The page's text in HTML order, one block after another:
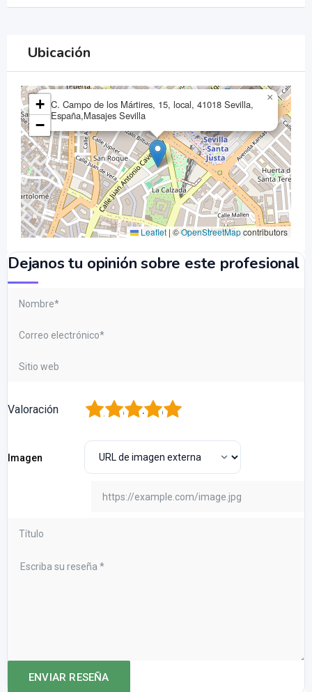
Ubicación
C. Campo de los Mártires, 15, local, 41018 Sevilla,
España,Masajes Sevilla
×
+
−
Leaflet | ©OpenStreetMapcontributors
Dejanos tu opinión sobre este profesional
Valoración 5
4
3
2
Imagen